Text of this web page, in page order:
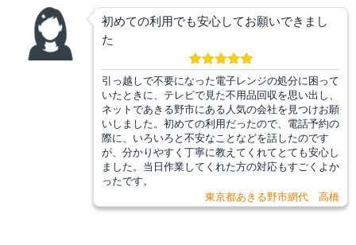
初めての利用でも安心してお願いできまし
た
引っ越しで不要になった電子レンジの処分に困って
いたときに、テレビで見た不用品回収を思い出し、
ネットであきる野市にある人気の会社を見つけお願
いしました。初めての利用だったので、電話予約の
際に、いろいろと不安なことなどを話したのです
が、分かりやすく丁寧に教えてくれてとても安心し
ました。当日作業してくれた方の対応もすごくよか
ったです。
東京都あきる野市網代 高橋